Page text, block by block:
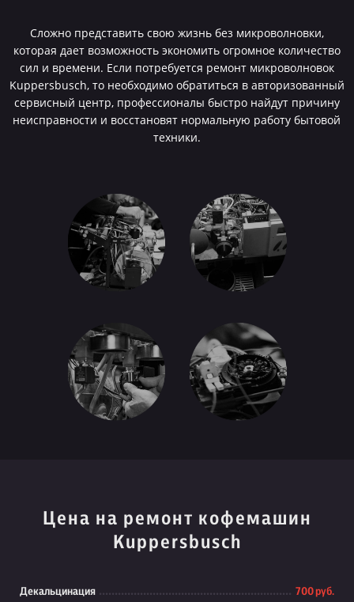
Сложно представить свою жизнь без микроволновки,
которая дает возможность экономить огромное количество
сил и времени. Если потребуется ремонт микроволновок
Kuppersbusch, то необходимо обратиться в авторизованный
сервисный центр, профессионалы быстро найдут причину
неисправности и восстановят нормальную работу бытовой
техники.
Цена на ремонт кофемашин
Kuppersbusch
Декальцинация 700 руб.